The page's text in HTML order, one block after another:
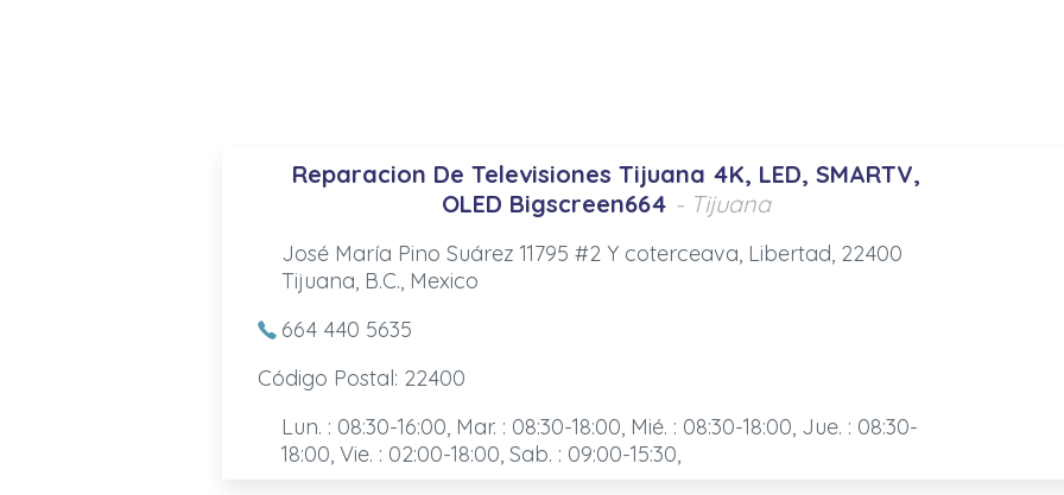
Reparacion De Televisiones Tijuana 4K, LED, SMARTV,
OLED Bigscreen664 - Tijuana
José María Pino Suárez 11795 #2 Y coterceava, Libertad, 22400
Tijuana, B.C., Mexico
664 440 5635
Código Postal: 22400
Lun. : 08:30-16:00, Mar. : 08:30-18:00, Mié. : 08:30-18:00, Jue. : 08:30-
18:00, Vie. : 02:00-18:00, Sab. : 09:00-15:30,